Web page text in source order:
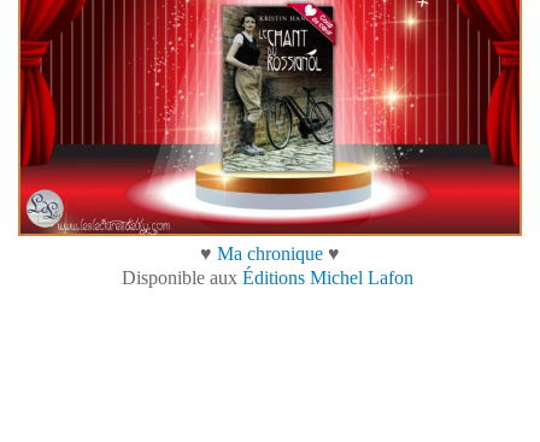
♥ Ma chronique ♥
Disponible aux Éditions Michel Lafon